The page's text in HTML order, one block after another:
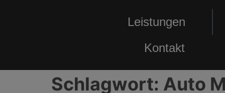
Leistungen
Kontakt
Schlagwort: Auto